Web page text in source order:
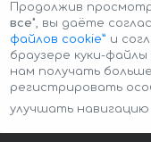
Авторские права
Продолжив
все", вы даёте
файлов cookie” и
браузере куки-
нам получать
регистрировать
улучшать